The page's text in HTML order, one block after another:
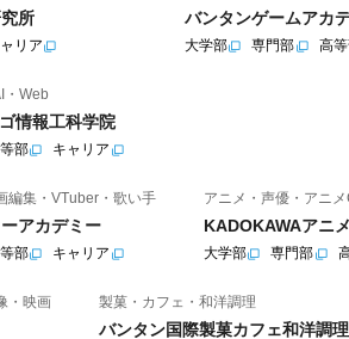
所
リア
バンタンゲームアカ
大学部 専門部 高
・Web
情報工科学院
部 キャリア
編集・VTuber・歌い手
アカデミー
部 キャリア
アニメ・声優・アニ
KADOKAWAアニ
大学部 専門部
・映画 製菓・カフェ・和洋調理
バンタン国際製菓カフェ和洋調